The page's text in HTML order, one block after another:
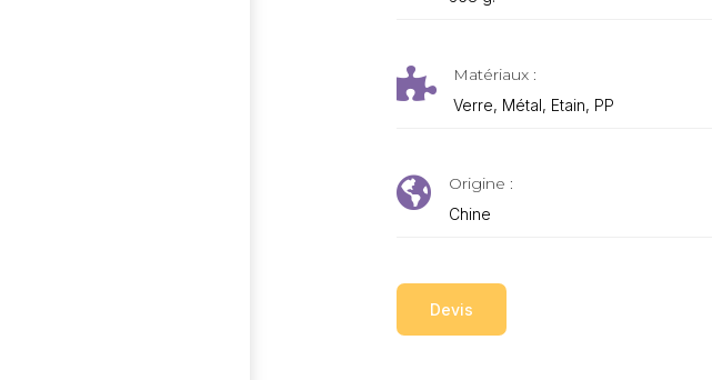
 Matériaux :
Verre, Métal, Etain, PP
 Origine :
Chine
Devis